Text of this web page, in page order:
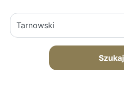
Szukaj